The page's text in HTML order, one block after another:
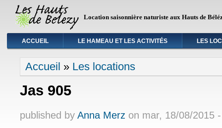
Location saisonnière naturiste aux Hauts de
ACCUEIL LE HAMEAU ET LES ACTIVITÉS LES
Vous êtes ici
Accueil » Les locations
Jas 905
published by Anna Merz on mar, 18/08/2015